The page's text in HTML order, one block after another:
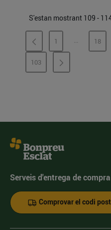
S'estan mostrant 109 -
PÀGINA
1 ...PÀGINES
18
PÀGINA
103
Serveis d'entrega de
Comprovar el codi